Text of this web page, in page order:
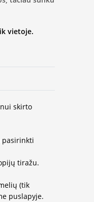
vietoje.
skirto
pasirinkti
tiražu.
(tik
puslapyje.